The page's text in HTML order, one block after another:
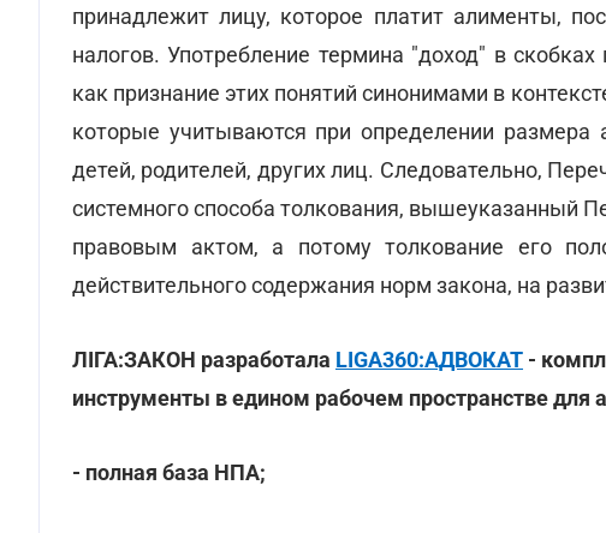
принадлежит лицу, которое платит алименты,
налогов. Употребление термина "доход" в
как признание этих понятий синонимами в
которые учитываются при определении размера
детей, родителей, других лиц. Следовательно,
системного способа толкования, вышеуказанный
правовым актом, а потому толкование его
действительного содержания норм закона, на
ЛІГА:ЗАКОН разработала LIGA360:АДВОКАТ -
инструменты в едином рабочем пространстве для
- полная база НПА;